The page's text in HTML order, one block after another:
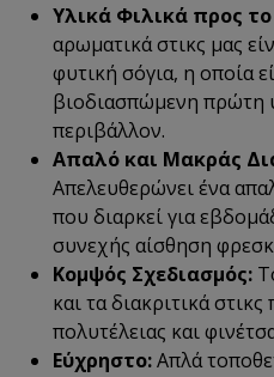
Υλικά Φιλικά προς
αρωματικά στικς μας
φυτική σόγια, η οποία
βιοδιασπώμενη πρώτη
περιβάλλον.
Απαλό και Μακράς
Απελευθερώνει ένα
που διαρκεί για
συνεχής αίσθηση
Κομψός Σχεδιασμός:
και τα διακριτικά
πολυτέλειας και
Εύχρηστο:Απλά